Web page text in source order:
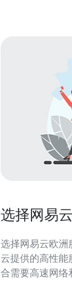
选择网易
选择网易云欧洲
云提供的高性能
合需要高速网络